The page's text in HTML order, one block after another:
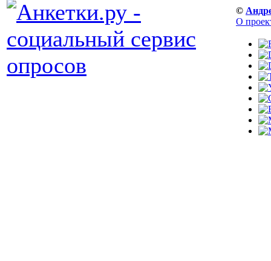
©
О